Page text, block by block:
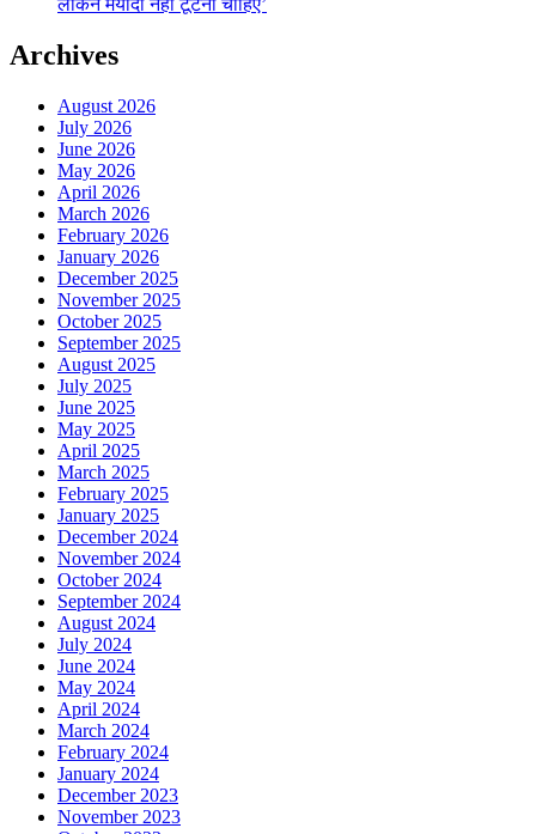
Archives
August 2026
July 2026
June 2026
May 2026
April 2026
March 2026
February 2026
January 2026
December 2025
November 2025
October 2025
September 2025
August 2025
July 2025
June 2025
May 2025
April 2025
March 2025
February 2025
January 2025
December 2024
November 2024
October 2024
September 2024
August 2024
July 2024
June 2024
May 2024
April 2024
March 2024
February 2024
January 2024
December 2023
November 2023